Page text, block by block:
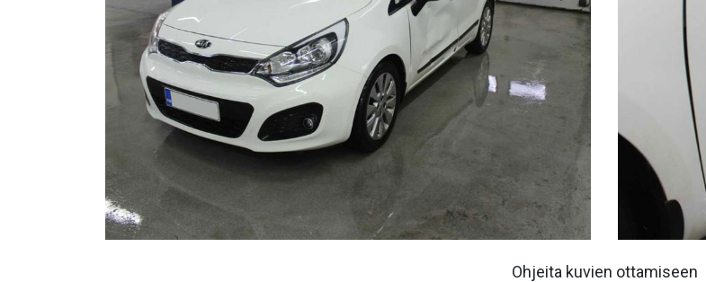
Ohjeita kuvien ottamiseen